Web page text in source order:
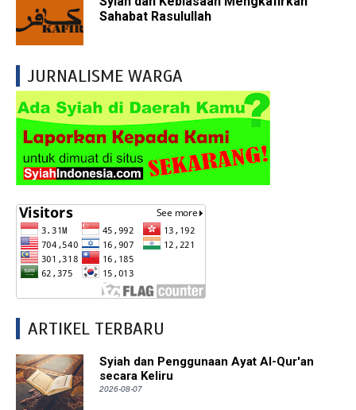
Sahabat Rasulullah
JURNALISME WARGA
ARTIKEL TERBARU
Syiah dan Penggunaan Ayat Al-Qur'an
secara Keliru
2026-08-07